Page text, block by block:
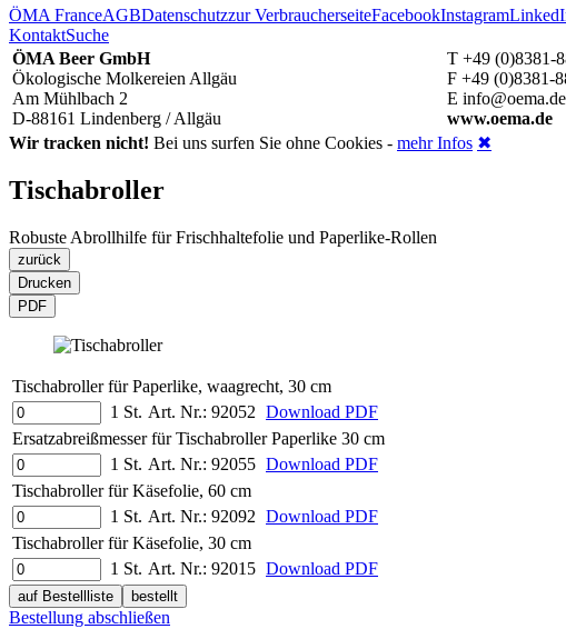
ÖMA FranceAGBDatenschutzzur VerbraucherseiteFacebookInstagram
KontaktSuche
ÖMA Beer GmbH
Ökologische Molkereien Allgäu
Am Mühlbach 2
D-88161 Lindenberg / Allgäu
T +49 (0)8381-
F +49 (0)8381-
E info@oema.de
www.oema.de
Wir tracken nicht! Bei uns surfen Sie ohne Cookies - mehr Infos ✖
Tischabroller
Robuste Abrollhilfe für Frischhaltefolie und Paperlike-Rollen
zurück
Drucken
PDF
Tischabroller für Paperlike, waagrecht, 30 cm
1 St. Art. Nr.: 92052 Download PDF
Ersatzabreißmesser für Tischabroller Paperlike 30 cm
1 St. Art. Nr.: 92055 Download PDF
Tischabroller für Käsefolie, 60 cm
1 St. Art. Nr.: 92092 Download PDF
Tischabroller für Käsefolie, 30 cm
1 St. Art. Nr.: 92015 Download PDF
auf Bestellliste bestellt
Bestellung abschließen